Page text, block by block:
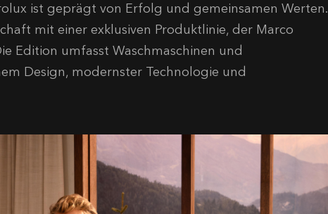
ist geprägt von Erfolg und gemeinsamen Werten.
mit einer exklusiven Produktlinie, der Marco
Edition umfasst Waschmaschinen und
Design, modernster Technologie und